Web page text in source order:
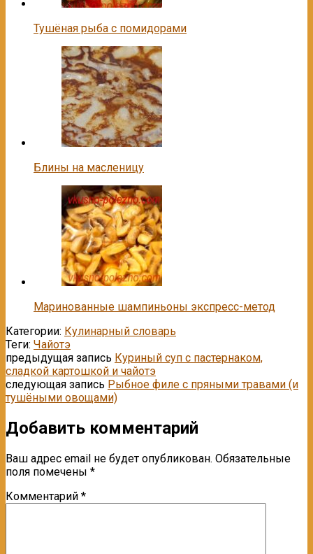
Тушёная рыба с помидорами
Блины на масленицу
Маринованные шампиньоны экспресс-метод
Категории: Кулинарный словарь
Теги: Чaйoтэ
предыдущая запись Куриный суп с пастернаком,
сладкой картошкой и чайотэ
следующая запись Рыбное филе с пряными травами (и
тушёными овощами)
Добавить комментарий
Ваш адрес email не будет опубликован. Обязательные
поля помечены *
Комментарий *